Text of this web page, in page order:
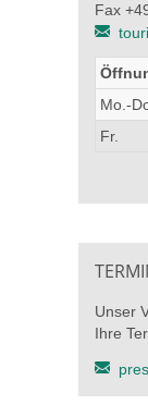
Fax
Mo.-
Fr.
Unser
Ihre